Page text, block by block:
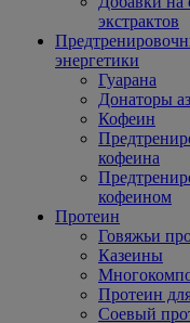
экстрактов
энергетики
Гуарана
Донаторы
Кофеин
кофеина
кофеином
Протеин
Говяжьи
Казеины
Протеин
Соевый